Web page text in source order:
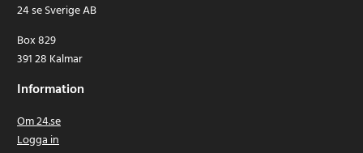
24 se Sverige AB
Box 829
391 28 Kalmar
Information
Om 24.se
Logga in